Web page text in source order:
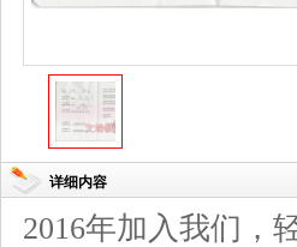
详细内容
2016年加入我们，